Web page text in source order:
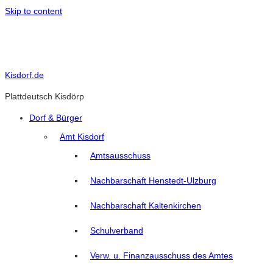
Skip to content
Kisdorf.de
Plattdeutsch Kisdörp
Dorf & Bürger
Amt Kisdorf
Amtsausschuss
Nachbarschaft Henstedt-Ulzburg
Nachbarschaft Kaltenkirchen
Schulverband
Verw. u. Finanzausschuss des Amtes